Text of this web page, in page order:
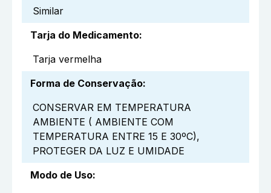
Similar
Tarja do Medicamento:
Tarja vermelha
Forma de Conservação:
CONSERVAR EM TEMPERATURA
AMBIENTE ( AMBIENTE COM
TEMPERATURA ENTRE 15 E 30ºC),
PROTEGER DA LUZ E UMIDADE
Modo de Uso: